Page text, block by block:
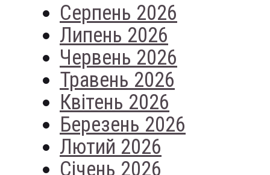
Серпень 2026
Липень 2026
Червень 2026
Травень 2026
Квітень 2026
Березень 2026
Лютий 2026
Січень 2026